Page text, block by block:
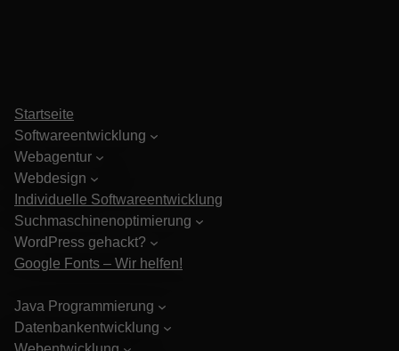
Startseite
Softwareentwicklung
Webagentur
Webdesign
Individuelle Softwareentwicklung
Suchmaschinenoptimierung
WordPress gehackt?
Google Fonts – Wir helfen!
Java Programmierung
Datenbankentwicklung